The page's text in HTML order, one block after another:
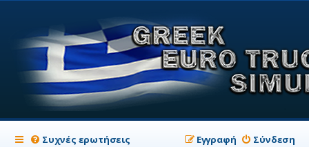
Συχνές ερωτήσεις Σύνδεση
Εγγραφή